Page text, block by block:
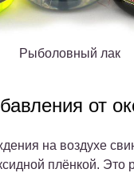
Рыболовный лак
от
на воздухе
плёнкой. Это